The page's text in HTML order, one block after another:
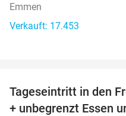
Emmen
Verkauft: 17.453
Tageseintritt in den
+ unbegrenzt Essen